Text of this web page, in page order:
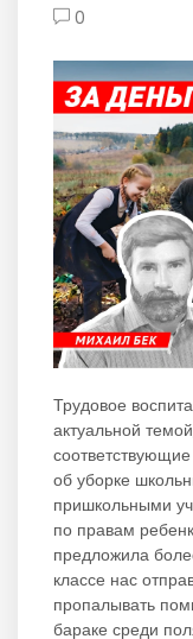
0
Трудовое
актуальной
об уборке
пришкольными
по правам
предложила
классе нас
пропалывать
бараке среди